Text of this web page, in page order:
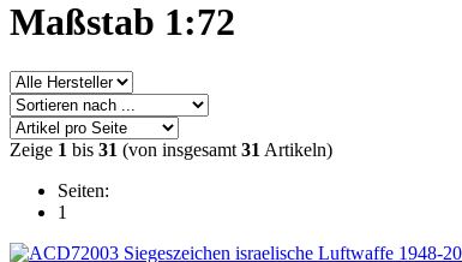
Maßstab 1:72
Zeige 1 bis 31 (von insgesamt 31 Artikeln)
Seiten:
1